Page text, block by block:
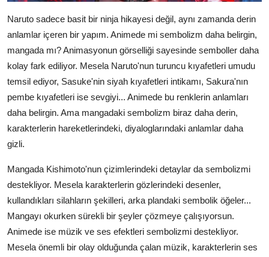
Naruto sadece basit bir ninja hikayesi değil, aynı zamanda derin
anlamlar içeren bir yapım. Animede mi sembolizm daha belirgin,
mangada mı? Animasyonun görselliği sayesinde semboller daha
kolay fark ediliyor. Mesela Naruto'nun turuncu kıyafetleri umudu
temsil ediyor, Sasuke'nin siyah kıyafetleri intikamı, Sakura'nın
pembe kıyafetleri ise sevgiyi... Animede bu renklerin anlamları
daha belirgin. Ama mangadaki sembolizm biraz daha derin,
karakterlerin hareketlerindeki, diyaloglarındaki anlamlar daha
gizli.
Mangada Kishimoto'nun çizimlerindeki detaylar da sembolizmi
destekliyor. Mesela karakterlerin gözlerindeki desenler,
kullandıkları silahların şekilleri, arka plandaki sembolik öğeler...
Mangayı okurken sürekli bir şeyler çözmeye çalışıyorsun.
Animede ise müzik ve ses efektleri sembolizmi destekliyor.
Mesela önemli bir olay olduğunda çalan müzik, karakterlerin ses